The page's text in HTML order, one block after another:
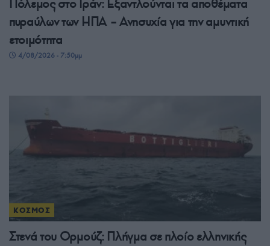
Πόλεμος στο Ιράν: Εξαντλούνται τα αποθέματα
πυραύλων των ΗΠΑ – Ανησυχία για την αμυντική
ετοιμότητα
4/08/2026 - 7:50μμ
ΚΟΣΜΟΣ
Στενά του Ορμούζ: Πλήγμα σε πλοίο ελληνικής